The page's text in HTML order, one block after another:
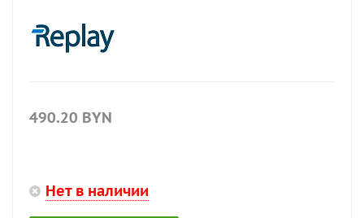
490.20 BYN
Нет в наличии